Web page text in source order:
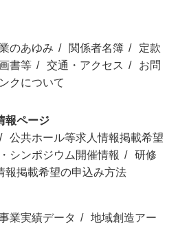
のあゆみ 関係者名簿
定款
書等
交通・アクセス
お問
クについて
報ページ
公共ホール等求人情報掲載希望
シンポジウム開催情報
研修
報掲載希望の申込み方法
業実績データ
地域創造アー